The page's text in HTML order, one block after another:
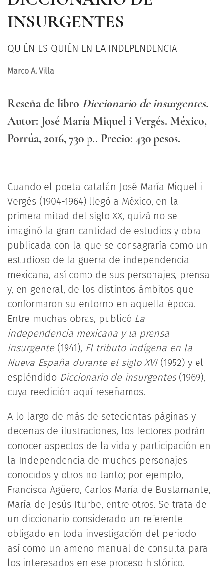
INSURGENTES
QUIÉN ES QUIÉN EN LA INDEPENDENCIA
Marco A. Villa
Reseña de libro Diccionario de insurgentes.
Autor: José María Miquel i Vergés. México,
Porrúa, 2016, 730 p.. Precio: 430 pesos.
Cuando el poeta catalán José María Miquel i
Vergés (1904-1964) llegó a México, en la
primera mitad del siglo XX, quizá no se
imaginó la gran cantidad de estudios y obra
publicada con la que se consagraría como un
estudioso de la guerra de independencia
mexicana, así como de sus personajes, prensa
y, en general, de los distintos ámbitos que
conformaron su entorno en aquella época.
Entre muchas obras, publicó La
independencia mexicana y la prensa
insurgente(1941), El tributo indígena en la
Nueva España durante el siglo XVI(1952) y el
espléndido Diccionario de insurgentes(1969),
cuya reedición aquí reseñamos.
A lo largo de más de setecientas páginas y
decenas de ilustraciones, los lectores podrán
conocer aspectos de la vida y participación en
la Independencia de muchos personajes
conocidos y otros no tanto; por ejemplo,
Francisca Agüero, Carlos María de Bustamante,
María de Jesús Iturbe, entre otros. Se trata de
un diccionario considerado un referente
obligado en toda investigación del periodo,
así como un ameno manual de consulta para
los interesados en ese proceso histórico.